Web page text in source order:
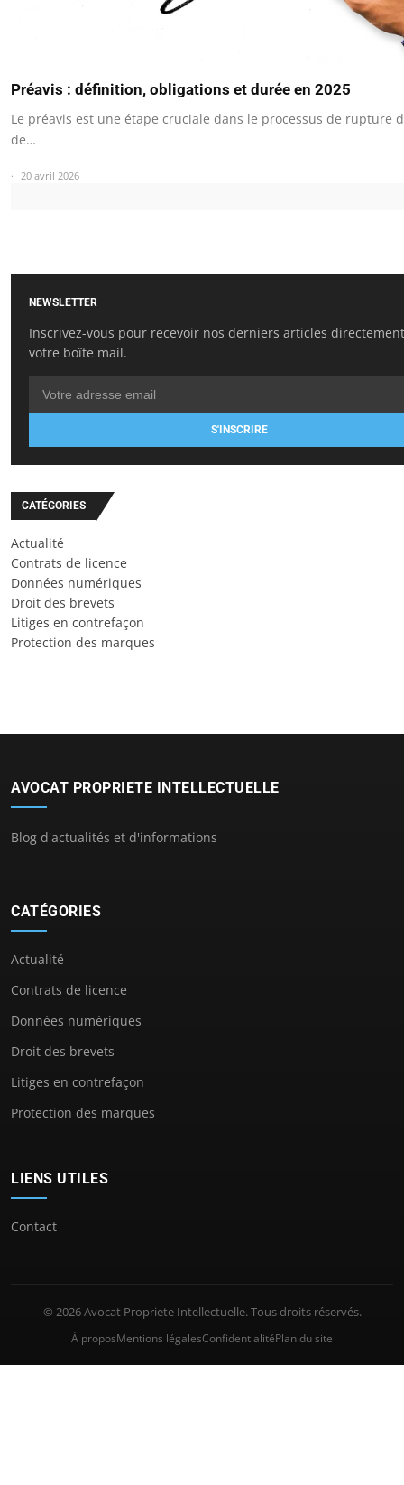
Préavis : définition, obligations et durée en 2025
Le préavis est une étape cruciale dans le processus de rupture
de…
20 avril 2026
NEWSLETTER
Inscrivez-vous pour recevoir nos derniers articles
votre boîte mail.
S'INSCRIRE
CATÉGORIES
Actualité
Contrats de licence
Données numériques
Droit des brevets
Litiges en contrefaçon
Protection des marques
AVOCAT PROPRIETE INTELLECTUELLE
Blog d'actualités et d'informations
CATÉGORIES
Actualité
Contrats de licence
Données numériques
Droit des brevets
Litiges en contrefaçon
Protection des marques
LIENS UTILES
Contact
© 2026 Avocat Propriete Intellectuelle. Tous droits réservés.
À proposMentions légalesConfidentialitéPlan du site